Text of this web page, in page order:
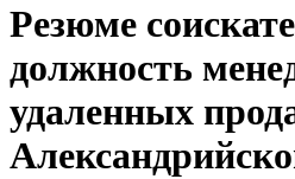
Резюме
должность
удаленных